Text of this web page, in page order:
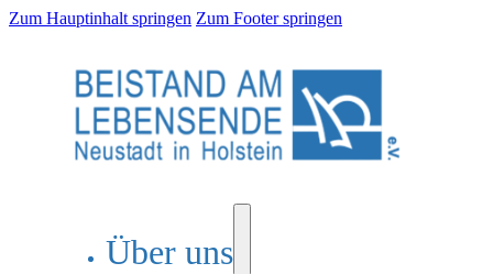
Zum Hauptinhalt springen Zum Footer springen
Über uns